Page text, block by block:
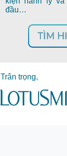
đầu…
Trân trọng,